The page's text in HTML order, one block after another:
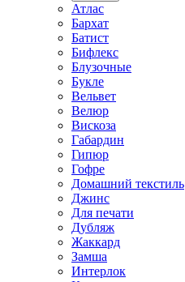
Атлас
Бархат
Батист
Бифлекс
Блузочные
Букле
Вельвет
Велюр
Вискоза
Габардин
Гипюр
Гофре
Домашний текстиль
Джинс
Для печати
Дубляж
Жаккард
Замша
Интерлок